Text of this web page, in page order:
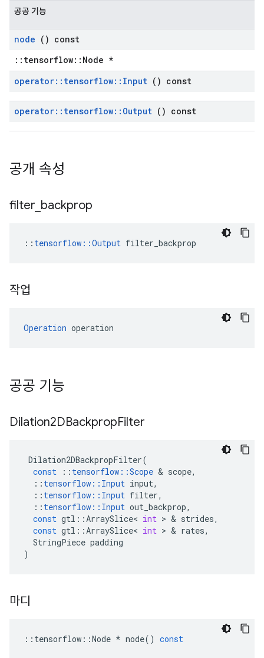
공공 기능
node () const
::tensorflow::Node *
operator:: tensorflow:: Input () const
operator:: tensorflow:: Output () const
공개 속성
filter backprop
:: tensorflow::Output filter_backprop
작업
Operation operation
공공 기능
Dilation2DBackpropFilter
Dilation2DBackpropFilter(
const
:: tensorflow ::Scope & scope,
:: tensorflow :: Input input,
:: tensorflow :: Input filter,
:: tensorflow :: Input out_backprop,
const gtl ::ArraySlice< int > & strides,
const gtl ::ArraySlice< int > & rates,
StringPiece padding
)
마디
:: tensorflow ::Node * node() const